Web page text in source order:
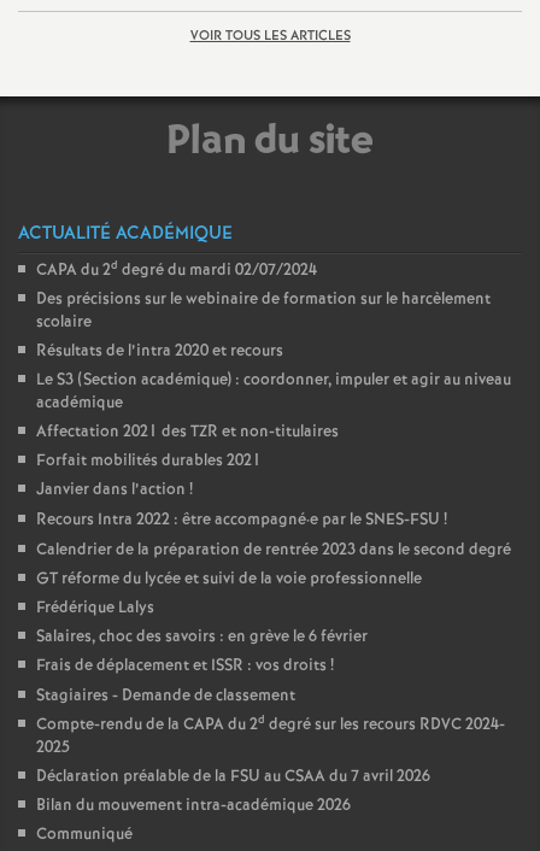
VOIR TOUS LES ARTICLES
Plan du site
ACTUALITÉ ACADÉMIQUE
CAPA du 2d degré du mardi 02/07/2024
Des précisions sur le webinaire de formation sur le harcèlement
scolaire
Résultats de l’intra 2020 et recours
Le S3 (Section académique) : coordonner, impuler et agir au niveau
académique
Affectation 2021 des TZR et non-titulaires
Forfait mobilités durables 2021
Janvier dans l’action !
Recours Intra 2022 : être accompagné·e par le SNES-FSU !
Calendrier de la préparation de rentrée 2023 dans le second degré
GT réforme du lycée et suivi de la voie professionnelle
Frédérique Lalys
Salaires, choc des savoirs : en grève le 6 février
Frais de déplacement et ISSR : vos droits !
Stagiaires - Demande de classement
Compte-rendu de la CAPA du 2d degré sur les recours RDVC 2024-
2025
Déclaration préalable de la FSU au CSAA du 7 avril 2026
Bilan du mouvement intra-académique 2026
Communiqué